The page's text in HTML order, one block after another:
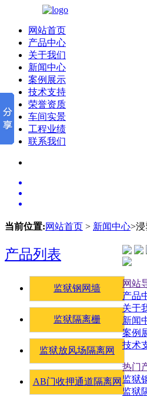
网站首页
产品中心
关于我们
新闻中心
案例展示
技术支持
荣誉资质
车间实景
工程业绩
联系我们
当前位置:网站首页 > 新闻中心>
产品列表
监狱钢网墙
监狱隔离栅
监狱放风场隔离网
AB门收押通道隔离网
网站
产品
关于
新闻
案例
技术
热门
监狱
监狱